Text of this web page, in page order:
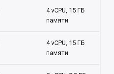
4 vCPU, 15 ГБ
памяти
4 vCPU, 15 ГБ
памяти